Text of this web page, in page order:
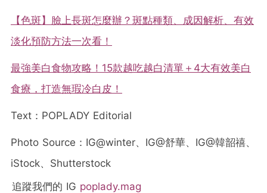
【色斑】臉上長斑怎麼辦？斑點種類、成因解析、有效
淡化預防方法一次看！
最強美白食物攻略！15款越吃越白清單＋4大有效美白
食療，打造無瑕冷白皮！
Text：POPLADY Editorial
Photo Source：IG@winter、IG@舒華、IG@韓韶禧、
iStock、Shutterstock
追蹤我們的 IG poplady.mag